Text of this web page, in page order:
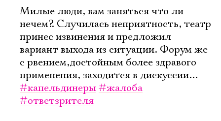
Милые люди, вам заняться что ли
нечем?. Случилась неприятность, театр
принес извинения и предложил
вариант выхода из ситуации. Форум же
с рвением,достойным более здравого
применения, заходится в дискуссии...
#капельдинеры#жалоба
#ответзрителя